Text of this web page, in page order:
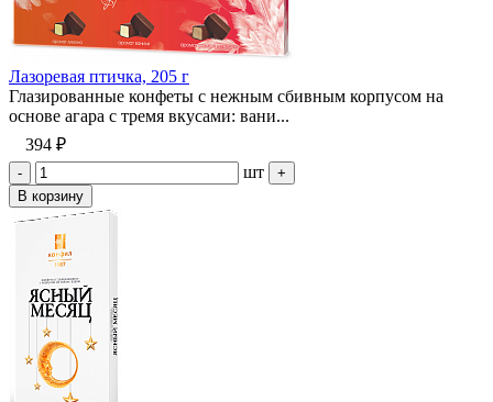
Лазоревая птичка, 205 г
Глазированные конфеты с нежным сбивным корпусом на
основе агара с тремя вкусами: вани...
394 ₽
- шт
+
В корзину